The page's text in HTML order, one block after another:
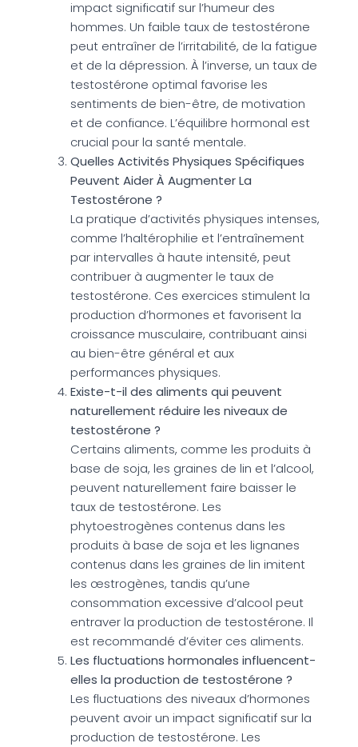
impact significatif sur l’humeur des
hommes. Un faible taux de testostérone
peut entraîner de l’irritabilité, de la fatigue
et de la dépression. À l’inverse, un taux de
testostérone optimal favorise les
sentiments de bien-être, de motivation
et de confiance. L’équilibre hormonal est
crucial pour la santé mentale.
Quelles Activités Physiques Spécifiques
Peuvent Aider À Augmenter La
Testostérone ?
La pratique d’activités physiques intenses,
comme l’haltérophilie et l’entraînement
par intervalles à haute intensité, peut
contribuer à augmenter le taux de
testostérone. Ces exercices stimulent la
production d’hormones et favorisent la
croissance musculaire, contribuant ainsi
au bien-être général et aux
performances physiques.
Existe-t-il des aliments qui peuvent
naturellement réduire les niveaux de
testostérone ?
Certains aliments, comme les produits à
base de soja, les graines de lin et l’alcool,
peuvent naturellement faire baisser le
taux de testostérone. Les
phytoestrogènes contenus dans les
produits à base de soja et les lignanes
contenus dans les graines de lin imitent
les œstrogènes, tandis qu’une
consommation excessive d’alcool peut
entraver la production de testostérone. Il
est recommandé d’éviter ces aliments.
Les fluctuations hormonales influencent-
elles la production de testostérone ?
Les fluctuations des niveaux d’hormones
peuvent avoir un impact significatif sur la
production de testostérone. Les